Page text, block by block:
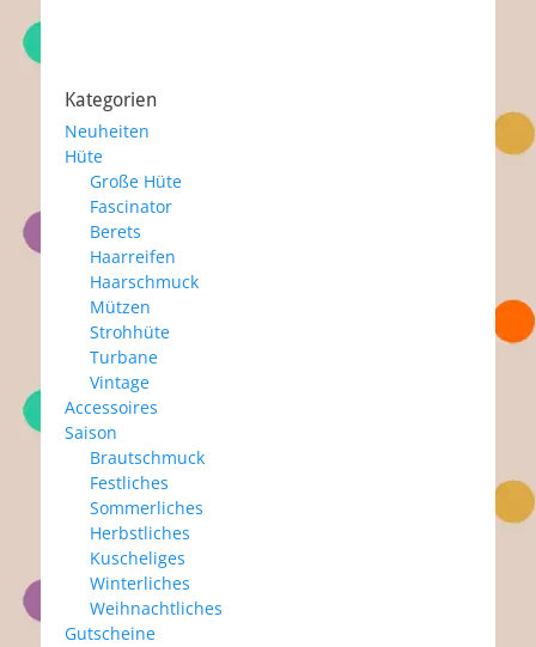
Kategorien
Neuheiten
Hüte
Große Hüte
Fascinator
Berets
Haarreifen
Haarschmuck
Mützen
Strohhüte
Turbane
Vintage
Accessoires
Saison
Brautschmuck
Festliches
Sommerliches
Herbstliches
Kuscheliges
Winterliches
Weihnachtliches
Gutscheine